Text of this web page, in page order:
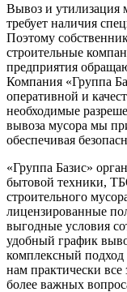
Вывоз и утилизация
требует наличия
Поэтому
строительные
предприятия
Компания «Группа
оперативной и
необходимые
вывоза мусора мы
обеспечивая
«Группа Базис»
бытовой техники,
строительного
лицензированные
выгодные условия
удобный график
комплексный
нам практически все
более важных